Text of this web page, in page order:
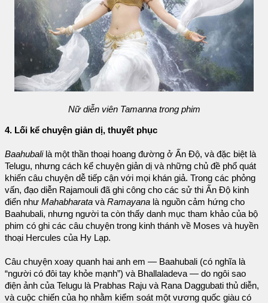
Nữ diễn viên Tamanna trong phim
4. Lối kể chuyện giản dị, thuyết phục
Baahubali là một thần thoại hoang đường ở Ấn Độ, và đặc biệt là
Telugu, nhưng cách kể chuyện giản dị và những chủ đề phổ quát
khiến câu chuyện dễ tiếp cận với mọi khán giả. Trong các phỏng
vấn, đạo diễn Rajamouli đã ghi công cho các sử thi Ấn Độ kinh
điển như Mahabharata và Ramayana là nguồn cảm hứng cho
Baahubali, nhưng người ta còn thấy danh mục tham khảo của bộ
phim có ghi các câu chuyện trong kinh thánh về Moses và huyền
thoại Hercules của Hy Lạp.
Câu chuyện xoay quanh hai anh em — Baahubali (có nghĩa là
“người có đôi tay khỏe mạnh”) và Bhallaladeva — do ngôi sao
điện ảnh của Telugu là Prabhas Raju và Rana Daggubati thủ diễn,
và cuộc chiến của họ nhằm kiểm soát một vương quốc giàu có